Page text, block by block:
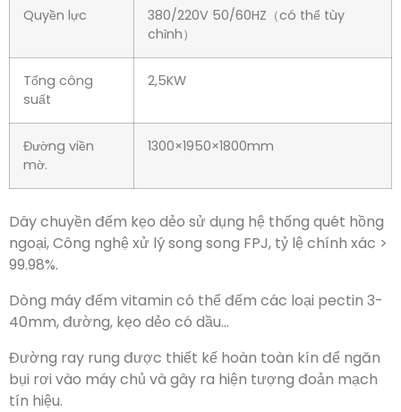
Quyền lực
380/220V 50/60HZ（có thể tùy
chỉnh）
Tổng công
suất
2,5KW
Đường viền
mờ.
1300×1950×1800mm
Dây chuyền đếm kẹo dẻo sử dụng hệ thống quét hồng
ngoại, Công nghệ xử lý song song FPJ, tỷ lệ chính xác >
99.98%.
Dòng máy đếm vitamin có thể đếm các loại pectin 3-
40mm, đường, kẹo dẻo có dầu…
Đường ray rung được thiết kế hoàn toàn kín để ngăn
bụi rơi vào máy chủ và gây ra hiện tượng đoản mạch
tín hiệu.